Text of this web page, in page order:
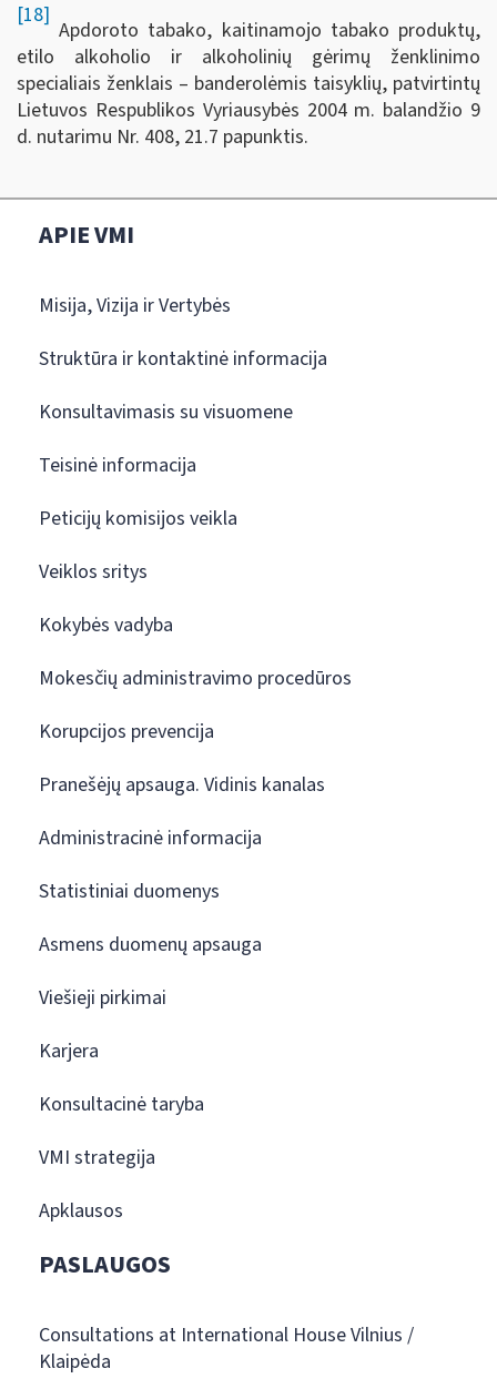
[18]
Apdoroto tabako, kaitinamojo tabako produktų,
etilo alkoholio ir alkoholinių gėrimų ženklinimo
specialiais ženklais – banderolėmis taisyklių, patvirtintų
Lietuvos Respublikos Vyriausybės 2004 m. balandžio 9
d. nutarimu Nr. 408, 21.7 papunktis.
APIE VMI
Misija, Vizija ir Vertybės
Struktūra ir kontaktinė informacija
Konsultavimasis su visuomene
Teisinė informacija
Peticijų komisijos veikla
Veiklos sritys
Kokybės vadyba
Mokesčių administravimo procedūros
Korupcijos prevencija
Pranešėjų apsauga. Vidinis kanalas
Administracinė informacija
Statistiniai duomenys
Asmens duomenų apsauga
Viešieji pirkimai
Karjera
Konsultacinė taryba
VMI strategija
Apklausos
PASLAUGOS
Consultations at International House Vilnius /
Klaipėda